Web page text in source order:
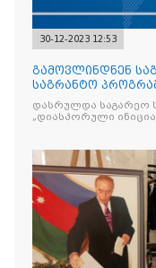
30-12-2023 12:53
გამოვლინდნენ
საგრანტო
გამოცხადებული
დასრულდა საგარეო
„დიასპორული